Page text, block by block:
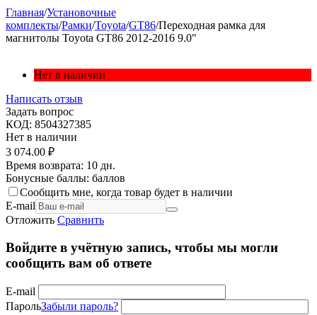
Главная/Установочные
комплекты/Рамки/Toyota/GT86/Переходная рамка для
магнитолы Toyota GT86 2012-2016 9.0"
Нет в наличии
Написать отзыв
Задать вопрос
КОД: 8504327385
Нет в наличии
3 074.00 ₽
Время возврата: 10 дн.
Бонусные баллы: баллов
Сообщить мне, когда товар будет в наличии
E-mail
Отложить Сравнить
Войдите в учётную запись, чтобы мы могли
сообщить вам об ответе
E-mail
ПарольЗабыли пароль?